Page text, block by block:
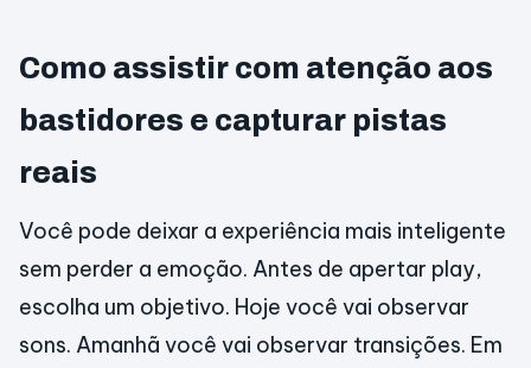
Como assistir com atenção aos
bastidores e capturar pistas
reais
Você pode deixar a experiência mais inteligente
sem perder a emoção. Antes de apertar play,
escolha um objetivo. Hoje você vai observar
sons. Amanhã você vai observar transições. Em